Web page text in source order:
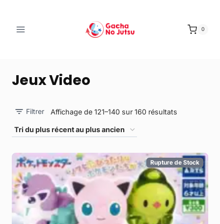
0
Jeux Video
Filtrer Affichage de 121–140 sur 160 résultats
Rupture de Stock